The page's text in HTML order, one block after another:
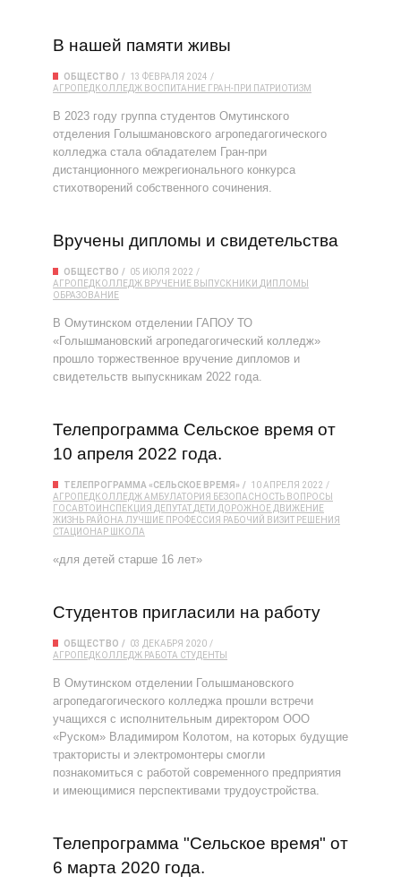
В нашей памяти живы
ОБЩЕСТВО
13 ФЕВРАЛЯ 2024
АГРОПЕДКОЛЛЕДЖ ВОСПИТАНИЕ ГРАН-ПРИ ПАТРИОТИЗМ
В 2023 году группа студентов Омутинского
отделения Голышмановского агропедагогического
колледжа стала обладателем Гран-при
дистанционного межрегионального конкурса
стихотворений собственного сочинения.
Вручены дипломы и свидетельства
ОБЩЕСТВО
05 ИЮЛЯ 2022
АГРОПЕДКОЛЛЕДЖ ВРУЧЕНИЕ ВЫПУСКНИКИ ДИПЛОМЫ
ОБРАЗОВАНИЕ
В Омутинском отделении ГАПОУ ТО
«Голышмановский агропедагогический колледж»
прошло торжественное вручение дипломов и
свидетельств выпускникам 2022 года.
Телепрограмма Сельское время от
10 апреля 2022 года.
ТЕЛЕПРОГРАММА «СЕЛЬСКОЕ ВРЕМЯ»
10 АПРЕЛЯ 2022
АГРОПЕДКОЛЛЕДЖАМБУЛАТОРИЯ БЕЗОПАСНОСТЬ ВОПРОСЫ
ГОСАВТОИНСПЕКЦИЯ ДЕПУТАТ ДЕТИ ДОРОЖНОЕ ДВИЖЕНИЕ
ЖИЗНЬ РАЙОНА ЛУЧШИЕ ПРОФЕССИЯ РАБОЧИЙ ВИЗИТ РЕШЕНИЯ
СТАЦИОНАР
ШКОЛА
«для детей старше 16 лет»
Студентов пригласили на работу
ОБЩЕСТВО
03 ДЕКАБРЯ 2020
АГРОПЕДКОЛЛЕДЖ РАБОТА СТУДЕНТЫ
В Омутинском отделении Голышмановского
агропедагогического колледжа прошли встречи
учащихся с исполнительным директором ООО
«Руском» Владимиром Колотом, на которых будущие
трактористы и электромонтеры смогли
познакомиться с работой современного предприятия
и имеющимися перспективами трудоустройства.
Телепрограмма "Сельское время" от
6 марта 2020 года.